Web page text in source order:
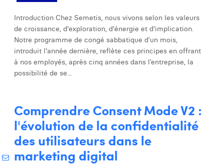
Introduction Chez Semetis, nous vivons selon les valeurs
de croissance, d'exploration, d'énergie et d'implication.
Notre programme de congé sabbatique d’un mois,
introduit l'année dernière, reflète ces principes en offrant
à nos employés, après cinq années dans l’entreprise, la
possibilité de se...
Comprendre Consent Mode V2 :
l'évolution de la confidentialité
des utilisateurs dans le
marketing digital